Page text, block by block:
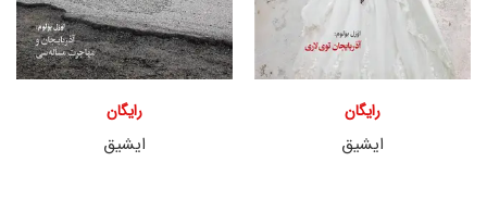
ایشیق
رایگان
ایشیق
رایگان